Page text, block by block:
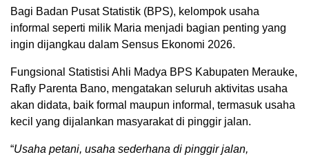
Bagi Badan Pusat Statistik (BPS), kelompok usaha
informal seperti milik Maria menjadi bagian penting yang
ingin dijangkau dalam Sensus Ekonomi 2026.
Fungsional Statistisi Ahli Madya BPS Kabupaten Merauke,
Rafly Parenta Bano, mengatakan seluruh aktivitas usaha
akan didata, baik formal maupun informal, termasuk usaha
kecil yang dijalankan masyarakat di pinggir jalan.
“Usaha petani, usaha sederhana di pinggir jalan,